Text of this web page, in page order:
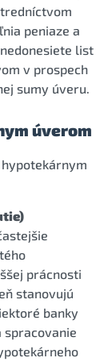
peniaze a
list
v prospech
sumy úveru.
úverom
prácnosti
stanovujú
banky
spracovanie